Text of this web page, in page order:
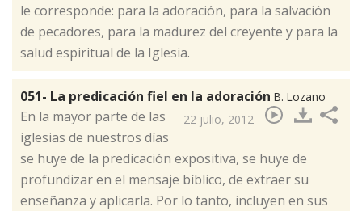
le corresponde: para la adoración, para la salvación
de pecadores, para la madurez del creyente y para la
salud espiritual de la Iglesia.
051- La predicación fiel en la adoración B. Lozano
22 julio, 2012
​En la mayor parte de las
iglesias de nuestros días
se huye de la predicación expositiva, se huye de
profundizar en el mensaje bíblico, de extraer su
enseñanza y aplicarla. Por lo tanto, incluyen en sus